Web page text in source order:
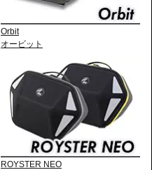
Orbit
オービット
ROYSTER NEO